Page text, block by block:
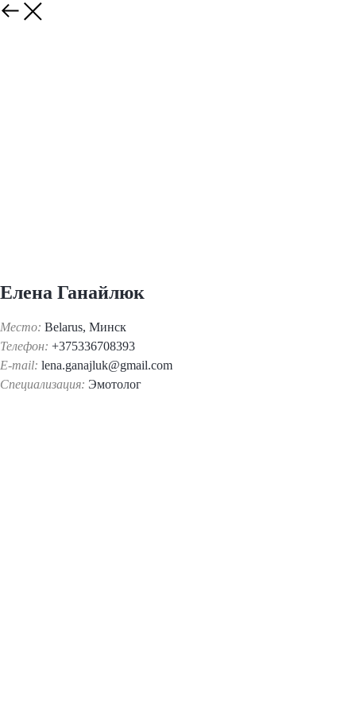
Елена Ганайлюк
Место: Belarus, Минск
Телефон: +375336708393
E-mail: lena.ganajluk@gmail.com
Специализация: Эмотолог